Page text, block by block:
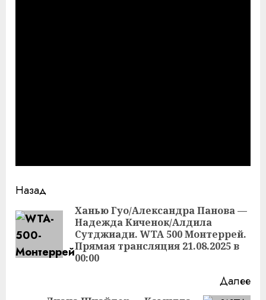
Продолжить
чтение
Назад
Ханью Гуо/Александра Панова —
Надежда Киченок/Алдила
Сутджиади. WTA 500 Монтеррей.
Прямая трансляция 21.08.2025 в
00:00
Далее